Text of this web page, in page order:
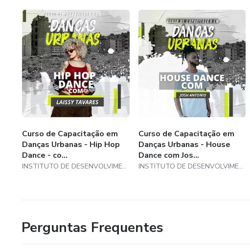
Se em até 07 dias o curso não alcançar as suas expectativas
devolvido sem questionamentos ou burocracias. Neste curso nós
Certificado de Conclusão:
Assim que finalizar o curso, você receberá o certificado de
Curso de Capacitação em
Danças Urbanas - Hip Hop
Dance - co...
INSTITUTO DE DESENVOLVIMENTO ESPERANCA BRASIL
Curso de Capacitação em
Danças Urbanas - House
Dance com Jos...
INSTITUTO DE DESENVOLVIMENTO ESPERANCA BRASIL
Perguntas Frequentes